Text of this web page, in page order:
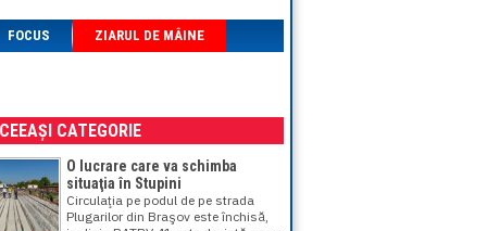
FOCUS ZIARUL DE MÂINE
CATEGORIE
O lucrare care va schimba
situaţia în Stupini
Circulaţia pe podul de pe strada
Plugarilor din Braşov este închisă,